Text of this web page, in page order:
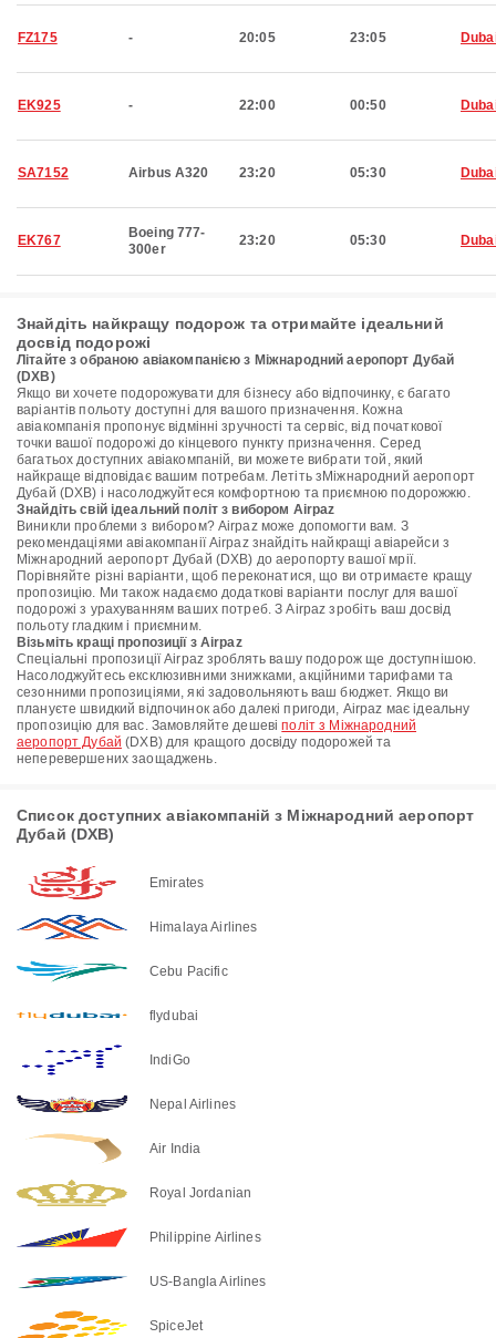
FZ175 - 20:05 23:05
EK925 - 22:00 00:50
SA7152 Airbus A320 23:20 05:30
EK767
Boeing 777-
300er
23:20 05:30
Знайдіть найкращу подорож та отримайте ідеальний
досвід подорожі
Літайте з обраною авіакомпанією з Міжнародний аеропорт Дубай
(DXB)
Якщо ви хочете подорожувати для бізнесу або відпочинку, є багато
варіантів польоту доступні для вашого призначення. Кожна
авіакомпанія пропонує відмінні зручності та сервіс, від початкової
точки вашої подорожі до кінцевого пункту призначення. Серед
багатьох доступних авіакомпаній, ви можете вибрати той, який
найкраще відповідає вашим потребам. Летіть зМіжнародний аеропорт
Дубай (DXB) і насолоджуйтеся комфортною та приємною подорожжю.
Знайдіть свій ідеальний політ з вибором Airpaz
Виникли проблеми з вибором? Airpaz може допомогти вам. З
рекомендаціями авіакомпанії Airpaz знайдіть найкращі авіарейси з
Міжнародний аеропорт Дубай (DXB) до аеропорту вашої мрії.
Порівняйте різні варіанти, щоб переконатися, що ви отримаєте кращу
пропозицію. Ми також надаємо додаткові варіанти послуг для вашої
подорожі з урахуванням ваших потреб. З Airpaz зробіть ваш досвід
польоту гладким і приємним.
Візьміть кращі пропозиції з Airpaz
Спеціальні пропозиції Airpaz зроблять вашу подорож ще доступнішою.
Насолоджуйтесь ексклюзивними знижками, акційними тарифами та
сезонними пропозиціями, які задовольняють ваш бюджет. Якщо ви
плануєте швидкий відпочинок або далекі пригоди, Airpaz має ідеальну
пропозицію для вас. Замовляйте дешевіполіт з Міжнародний
аеропорт Дубай (DXB) для кращого досвіду подорожей та
неперевершених заощаджень.
Список доступних авіакомпаній з Міжнародний аеропорт
Дубай (DXB)
Emirates
Himalaya Airlines
Cebu Pacific
flydubai
IndiGo
Nepal Airlines
Air India
Royal Jordanian
Philippine Airlines
US-Bangla Airlines
SpiceJet